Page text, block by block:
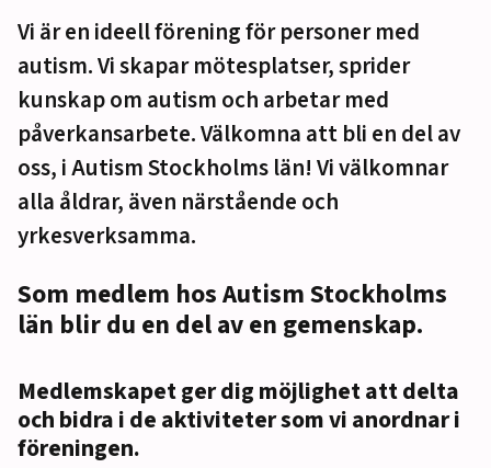
Vi är en ideell förening för personer med
autism. Vi skapar mötesplatser, sprider
kunskap om autism och arbetar med
påverkansarbete. Välkomna att bli en del av
oss, i Autism Stockholms län! Vi välkomnar
alla åldrar, även närstående och
yrkesverksamma.
Som medlem hos Autism Stockholms
län blir du en del av en gemenskap.
Medlemskapet ger dig möjlighet att delta
och bidra i de aktiviteter som vi anordnar i
föreningen.